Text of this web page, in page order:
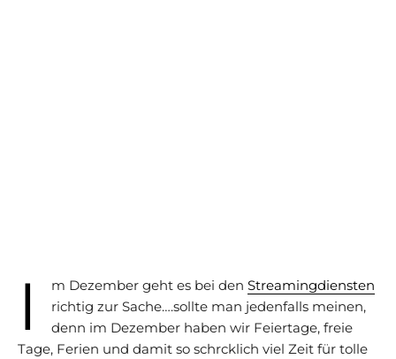
I m Dezember geht es bei den Streamingdiensten
richtig zur Sache….sollte man jedenfalls meinen,
denn im Dezember haben wir Feiertage, freie
Tage, Ferien und damit so schrcklich viel Zeit für tolle